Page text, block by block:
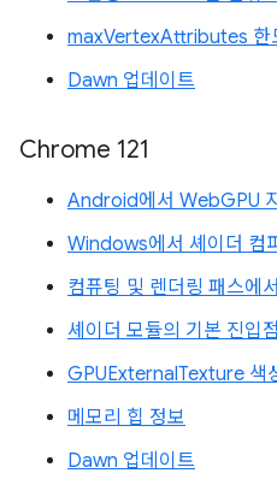
maxVertexAttributes 한
Dawn 업데이트
Chrome 121
Android에서 WebGPU
Windows에서 셰이더 컴
컴퓨팅 및 렌더링 패스에
셰이더 모듈의 기본 진입점
GPUExternalTexture 색
메모리 힙 정보
Dawn 업데이트